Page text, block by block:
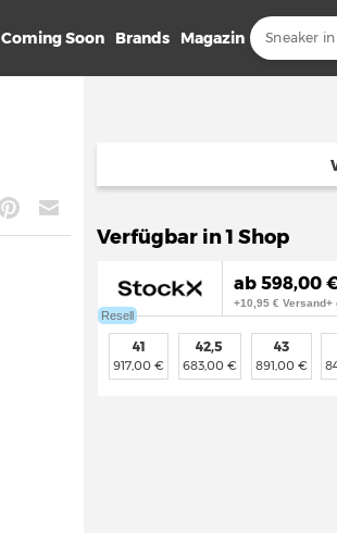
Coming Soon Brands Magazin
Verfügbar in 1 Shop
Resell
ab 598,00
+10,95 € Versand+
41
917,00 €
42,5
683,00 €
43
891,00 €